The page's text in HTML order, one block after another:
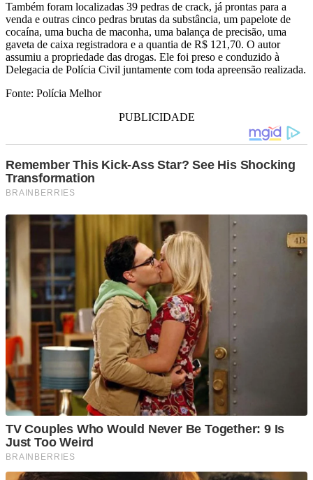
Também foram localizadas 39 pedras de crack, já prontas para a
venda e outras cinco pedras brutas da substância, um papelote de
cocaína, uma bucha de maconha, uma balança de precisão, uma
gaveta de caixa registradora e a quantia de R$ 121,70. O autor
assumiu a propriedade das drogas. Ele foi preso e conduzido à
Delegacia de Polícia Civil juntamente com toda apreensão realizada.
Fonte: Polícia Melhor
PUBLICIDADE